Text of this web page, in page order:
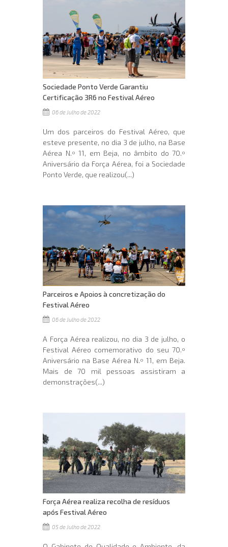
Sociedade Ponto Verde Garantiu
Certificação 3R6 no Festival Aéreo
06 de Julho de 2022
Um dos parceiros do Festival Aéreo, que
esteve presente, no dia 3 de julho, na Base
Aérea N.º 11, em Beja, no âmbito do 70.º
Aniversário da Força Aérea, foi a Sociedade
Ponto Verde, que realizou(...)
Parceiros e Apoios à concretização do
Festival Aéreo
06 de Julho de 2022
A Força Aérea realizou, no dia 3 de julho, o
Festival Aéreo comemorativo do seu 70.º
Aniversário na Base Aérea N.º 11, em Beja.
Mais de 70 mil pessoas assistiram a
demonstrações(...)
Força Aérea realiza recolha de resíduos
após Festival Aéreo
05 de Julho de 2022